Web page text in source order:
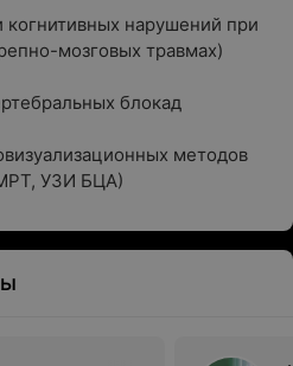
нарушений при
мозговых травмах)
блокад
методов
УЗИ БЦА)